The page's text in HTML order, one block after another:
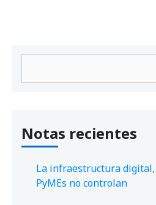
Notas recientes
La infraestructura digital,
PyMEs no controlan